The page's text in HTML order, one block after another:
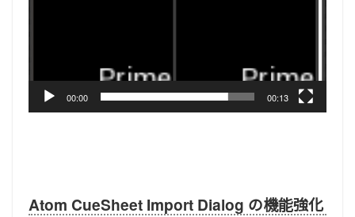
00:00 00:13
Atom CueSheet Import Dialog の機能強化